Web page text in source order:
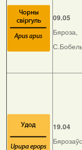
09.05
Бяроза,
19.04